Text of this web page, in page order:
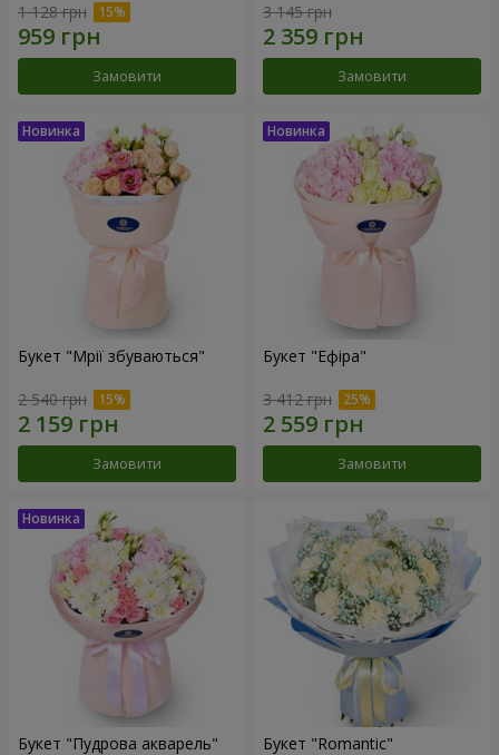
1 128 грн
Замовити
3 145 грн
Замовити
Букет "Мрії збуваються"
2 540 грн
Замовити
Букет "Ефіра"
3 412 грн
Замовити
Букет "Пудрова акварель" Букет "Romantic"